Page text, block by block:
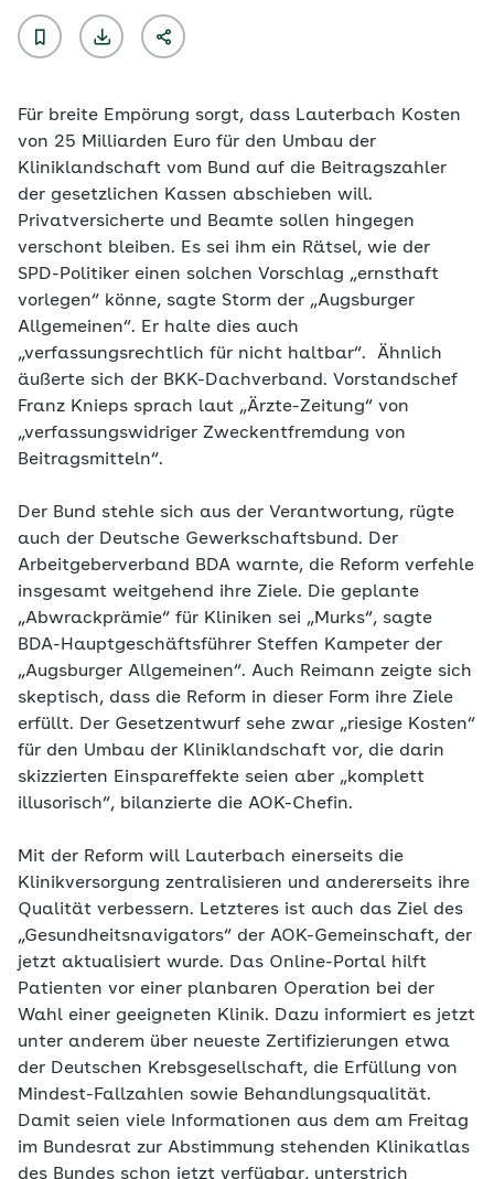
Für breite Empörung sorgt, dass Lauterbach Kosten
von 25 Milliarden Euro für den Umbau der
Kliniklandschaft vom Bund auf die Beitragszahler
der gesetzlichen Kassen abschieben will.
Privatversicherte und Beamte sollen hingegen
verschont bleiben. Es sei ihm ein Rätsel, wie der
SPD-Politiker einen solchen Vorschlag „ernsthaft
vorlegen“ könne, sagte Storm der „Augsburger
Allgemeinen“. Er halte dies auch
„verfassungsrechtlich für nicht haltbar“. Ähnlich
äußerte sich der BKK-Dachverband. Vorstandschef
Franz Knieps sprach laut „Ärzte-Zeitung“ von
„verfassungswidriger Zweckentfremdung von
Beitragsmitteln“.
Der Bund stehle sich aus der Verantwortung, rügte
auch der Deutsche Gewerkschaftsbund. Der
Arbeitgeberverband BDA warnte, die Reform verfehle
insgesamt weitgehend ihre Ziele. Die geplante
„Abwrackprämie“ für Kliniken sei „Murks“, sagte
BDA-Hauptgeschäftsführer Steffen Kampeter der
„Augsburger Allgemeinen“. Auch Reimann zeigte sich
skeptisch, dass die Reform in dieser Form ihre Ziele
erfüllt. Der Gesetzentwurf sehe zwar „riesige Kosten“
für den Umbau der Kliniklandschaft vor, die darin
skizzierten Einspareffekte seien aber „komplett
illusorisch“, bilanzierte die AOK-Chefin.
Mit der Reform will Lauterbach einerseits die
Klinikversorgung zentralisieren und andererseits ihre
Qualität verbessern. Letzteres ist auch das Ziel des
„Gesundheitsnavigators“ der AOK-Gemeinschaft, der
jetzt aktualisiert wurde. Das Online-Portal hilft
Patienten vor einer planbaren Operation bei der
Wahl einer geeigneten Klinik. Dazu informiert es jetzt
unter anderem über neueste Zertifizierungen etwa
der Deutschen Krebsgesellschaft, die Erfüllung von
Mindest-Fallzahlen sowie Behandlungsqualität.
Damit seien viele Informationen aus dem am Freitag
im Bundesrat zur Abstimmung stehenden Klinikatlas
des Bundes schon jetzt verfügbar, unterstrich